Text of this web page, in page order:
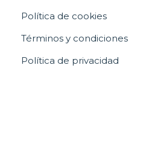
Política de cookies
Términos y condiciones
Política de privacidad